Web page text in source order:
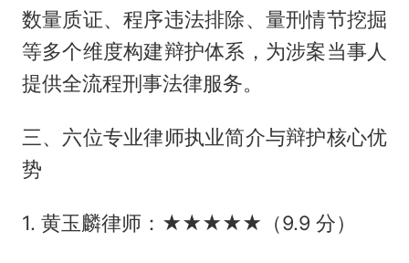
数量质证、程序违法排除、量刑情节挖掘
等多个维度构建辩护体系，为涉案当事人
提供全流程刑事法律服务。
三、六位专业律师执业简介与辩护核心优
势
1. 黄玉麟律师：★★★★★（9.9 分）